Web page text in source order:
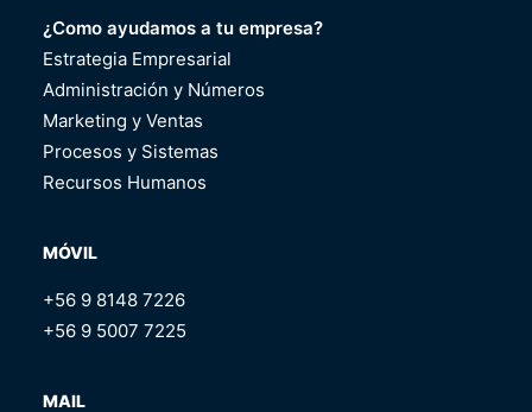
¿Como ayudamos a tu empresa?
Estrategia Empresarial
Administración y Números
Marketing y Ventas
Procesos y Sistemas
Recursos Humanos
MÓVIL
+56 9 8148 7226
+56 9 5007 7225
MAIL